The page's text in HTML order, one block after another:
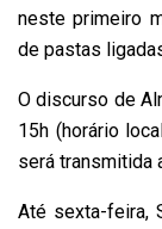
neste primeiro
de pastas
O discurso de
15h (horário
será transmitida
Até sexta-feira,